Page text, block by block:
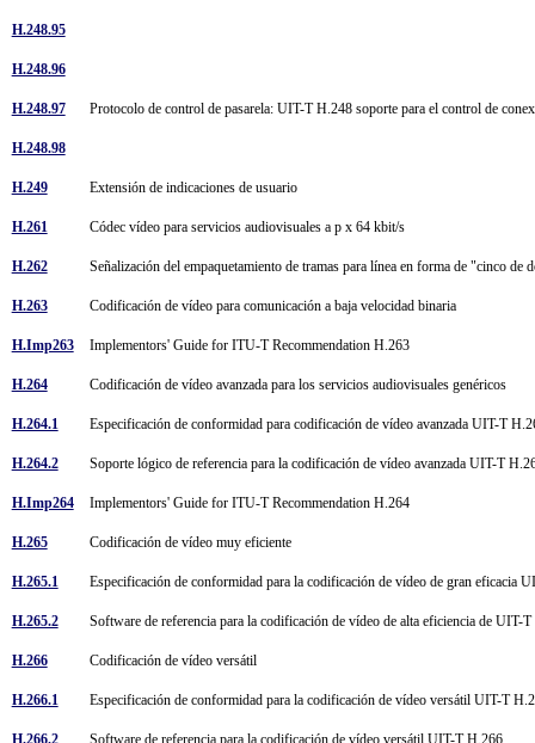
H.248.95
H.248.96
H.248.97 Protocolo de control de pasarela: UIT-T H.248 soporte para el control de
H.248.98
H.249 Extensión de indicaciones de usuario
H.261 Códec vídeo para servicios audiovisuales a p x 64 kbit/s
H.262 Señalización del empaquetamiento de tramas para línea en forma de "cinco
H.263 Codificación de vídeo para comunicación a baja velocidad binaria
H.Imp263 Implementors' Guide for ITU-T Recommendation H.263
H.264 Codificación de vídeo avanzada para los servicios audiovisuales genéricos
H.264.1 Especificación de conformidad para codificación de vídeo avanzada UIT-T
H.264.2 Soporte lógico de referencia para la codificación de vídeo avanzada UIT-T
H.Imp264 Implementors' Guide for ITU-T Recommendation H.264
H.265 Codificación de vídeo muy eficiente
H.265.1 Especificación de conformidad para la codificación de vídeo de gran eficacia
H.265.2 Software de referencia para la codificación de vídeo de alta eficiencia de
H.266 Codificación de vídeo versátil
H.266.1 Especificación de conformidad para la codificación de vídeo versátil UIT-T
H.266.2 Software de referencia para la codificación de vídeo versátil UIT-T H.266